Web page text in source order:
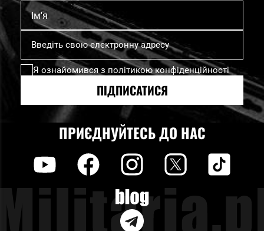
Ім'я
Підпишіться
нашу
розсилку
Я ознайомився з політикою конфіденційності
ПІДПИСАТИСЯ
ПРИЄДНУЙТЕСЬ ДО НАС
Blog